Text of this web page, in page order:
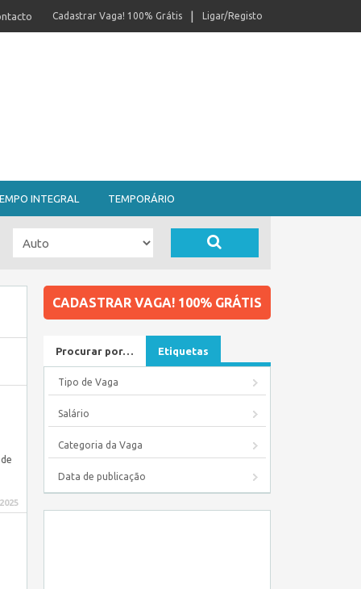
Ligar/Registo
Cadastrar Vaga! 100% Grátis
INTEGRAL TEMPORÁRIO
CADASTRAR VAGA! 100% GRÁTIS
Procurar por… Etiquetas
Tipo de Vaga
Salário
Categoria da Vaga
Data de publicação